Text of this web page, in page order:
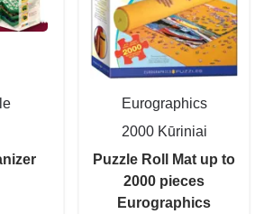
Eurographics
2000 Kūriniai
Puzzle Roll Mat up to
2000 pieces
Eurographics